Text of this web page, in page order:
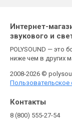
Интернет-
звукового и
POLYSOUND — это
ниже чем в других
2008-2026 ©
Пользовательское
Контакты
8 (800) 555-27-54